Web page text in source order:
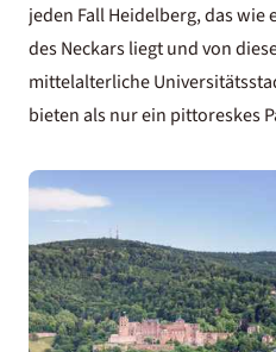
jeden Fall Heidelberg, das
des Neckars liegt und von
mittelalterliche
bieten als nur ein pittoreskes